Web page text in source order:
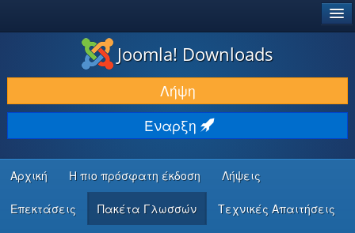
ΛΉΨΕΙΣ & ΕΠΕΚΤΆΣΕΙΣ
ΕΎΡΕΣΗ & ΜΆΘΗΣΗ
ΚΟΙΝΌΤΗΤΑ & ΥΠΟΣΤΉΡΙΞΗ
ΠΌΡΟΙ ΠΡΟΓΡΑΜΜΑΤΙΣΤΏΝ
Joomla! Downloads
Λήψη
Έναρξη
Αρχική Η πιο πρόσφατη έκδοση Λήψεις
Επεκτάσεις Πακέτα Γλωσσών Τεχνικές Απαιτήσεις